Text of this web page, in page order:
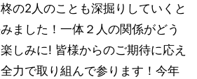
の2人のことも深掘りしていくと
ました！一体２人の関係がどう
しみに! 皆様からのご期待に応え
力で取り組んで参ります！今年